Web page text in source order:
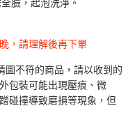
，請理解後再下單
圖不符的商品，請以收到的
包裝可能出現壓痕、微
碰撞導致磨損等現象，但